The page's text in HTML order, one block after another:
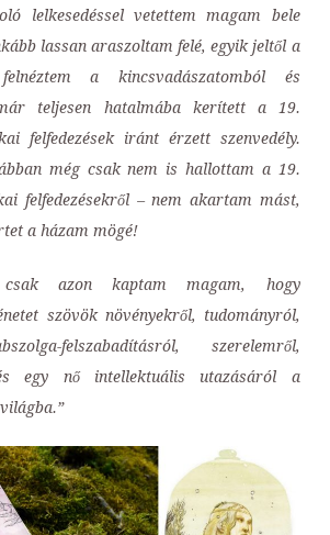
lelkesedéssel vetettem magam bele
lassan araszoltam felé, egyik jeltől a
a kincsvadászatomból és
teljesen hatalmába kerített a 19.
felfedezések iránt érzett szenvedély.
még csak nem is hallottam a 19.
felfedezésekről – nem akartam mást,
a házam mögé!
azon kaptam magam, hogy
szövök növényekről, tudományról,
felszabadításról, szerelemről,
egy nő intellektuális utazásáról a